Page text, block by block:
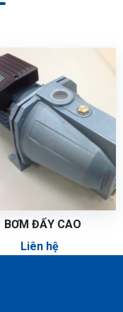
BƠM ĐẨY CAO
Liên hệ